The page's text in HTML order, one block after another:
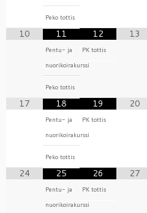
Peko tottis
10 11
Pentu- ja
nuorikoirakurssi
Peko tottis
12
PK tottis
13
17 18
Pentu- ja
nuorikoirakurssi
Peko tottis
19
PK tottis
20
24 25
Pentu- ja
nuorikoirakurssi
26
PK tottis
27